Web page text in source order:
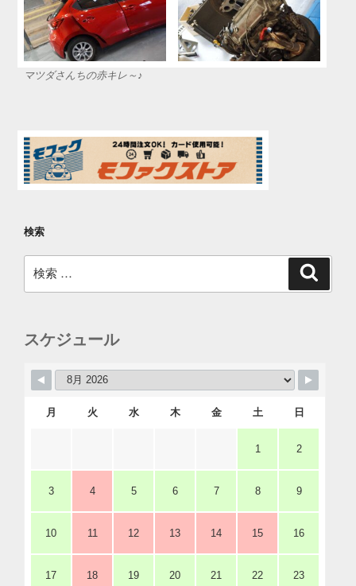
マツダさんちの赤キレ～♪
検索
索:
スケジュール
月 火 水 木 金 土 日
1 2
3 4 5 6 7 8 9
10 11 12 13 14 15 16
17 18 19 20 21 22 23